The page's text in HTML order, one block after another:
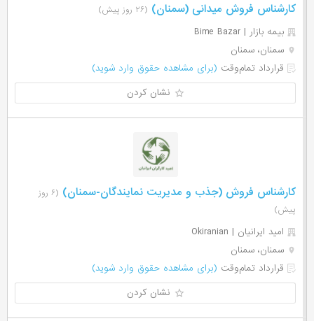
کارشناس فروش میدانی (سمنان) (۲۶ روز پیش)
بیمه بازار | Bime Bazar
سمنان، سمنان
قرارداد تمام‌وقت (برای مشاهده حقوق وارد شوید)
نشان کردن
کارشناس فروش (جذب و مدیریت نمایندگان-سمنان)
(۶ روز
پیش)
امید ایرانیان | Okiranian
سمنان، سمنان
قرارداد تمام‌وقت (برای مشاهده حقوق وارد شوید)
نشان کردن